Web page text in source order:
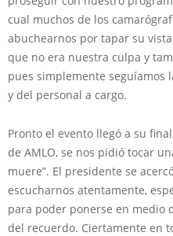
cual muchos de los
abuchearnos por tapar su
que no era nuestra culpa y
pues simplemente seguíamos
y del personal a cargo.
Pronto el evento llegó a su
de AMLO, se nos pidió tocar
muere”. El presidente se
escucharnos atentamente,
para poder ponerse en medio
del recuerdo. Ciertamente en